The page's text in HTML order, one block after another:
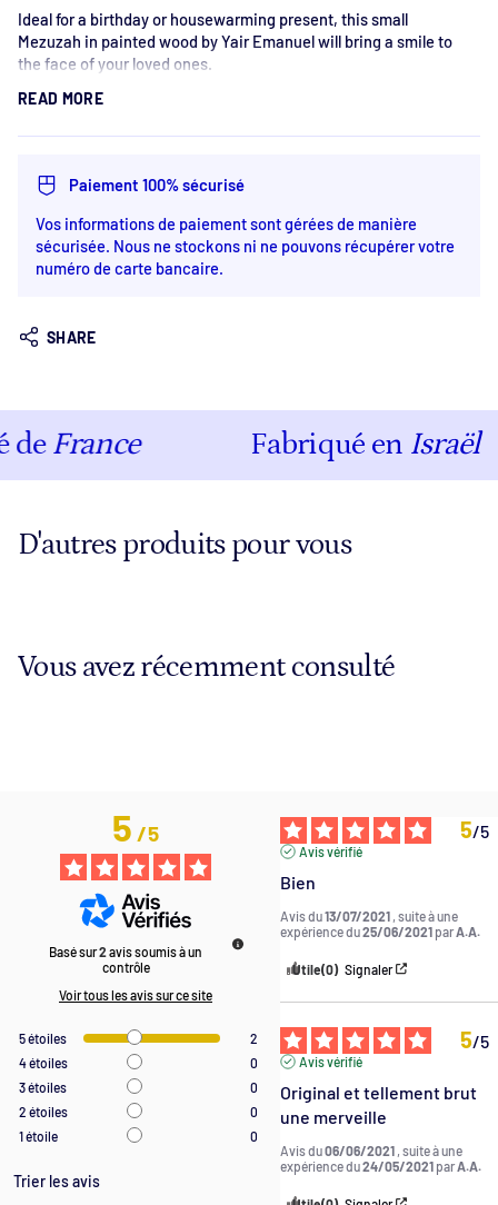
Ideal for a birthday or housewarming present, this small
Mezuzah in painted wood by Yair Emanuel will bring a smile to
the face of your loved ones.
Made in Israel
Case size: 13 x 2.5 x 1.3 cm
READ MORE
Paiement 100% sécurisé
Vos informations de paiement sont gérées de manière
sécurisée. Nous ne stockons ni ne pouvons récupérer votre
numéro de carte bancaire.
SHARE
France Fabriqué enIsraël
D'autres produits pour vous
Vous avez récemment consulté
5/5
Basé sur2avis soumis à un
contrôle
Voir tous les avis sur ce site
5étoiles
2
4étoiles
0
3étoiles
0
2 étoiles
0
1étoile 0
Trier les avis
5/5
Avis vérifié
Bien
Avis du13/07/2021 , suite à une
expérience du25/06/2021 parA.A.
Utile(0) Signaler
5/5
Avis vérifié
Original et tellement brut
une merveille
Avis du06/06/2021 , suite à une
expérience du24/05/2021 parA.A.